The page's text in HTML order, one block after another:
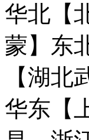
华北【
蒙】 东
【湖
华东【